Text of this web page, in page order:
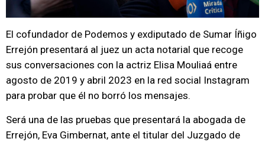
El cofundador de Podemos y exdiputado de Sumar Íñigo
Errejón presentará al juez un acta notarial que recoge
sus conversaciones con la actriz Elisa Mouliaá entre
agosto de 2019 y abril 2023 en la red social Instagram
para probar que él no borró los mensajes.
Será una de las pruebas que presentará la abogada de
Errejón, Eva Gimbernat, ante el titular del Juzgado de